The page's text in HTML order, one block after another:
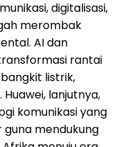
digitalisasi,
merombak
AI dan
rantai
listrik,
lanjutnya,
komunikasi yang
mendukung